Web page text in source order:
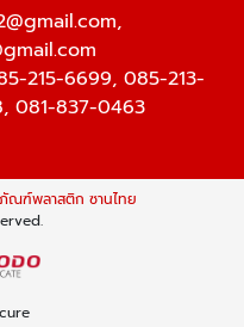
,
215-6699, 085-213-
, 081-837-0463
ณฑ์พลาสติก ซานไทย